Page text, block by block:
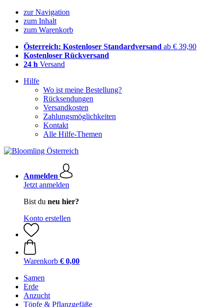
zur Navigation
zum Inhalt
zum Warenkorb
Österreich: Kostenloser Standardversand ab € 39,90
Kostenloser Rückversand
24 h Versand
Hilfe
Wo ist meine Bestellung?
Rücksendungen
Versandkosten
Zahlungsmöglichkeiten
Kontakt
Alle Hilfe-Themen
Anmelden
Jetzt anmelden
Bist du neu hier?
Konto erstellen
Warenkorb € 0,00
Samen
Erde
Anzucht
Töpfe & Pflanzgefäße